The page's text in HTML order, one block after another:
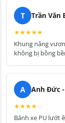
T
Trần Văn
★★★★★
Khung nâng
không bị bồng
A
Anh Đức
★★★★
Bánh xe PU lướt